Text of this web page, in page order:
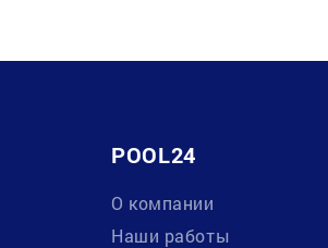
POOL24
О компании
Наши работы